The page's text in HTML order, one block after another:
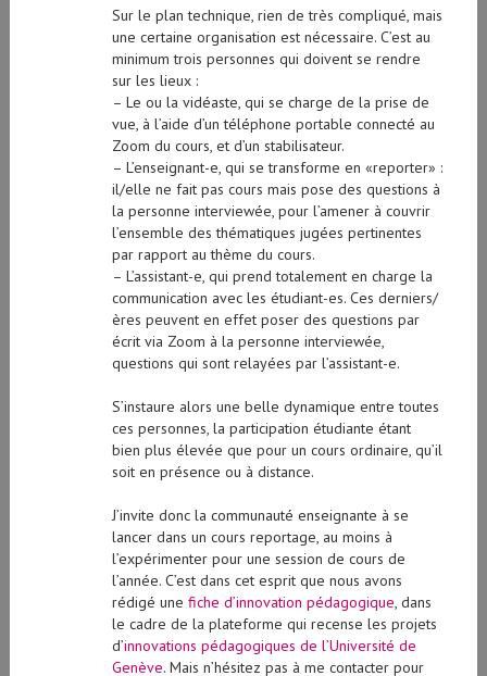
Sur le plan technique, rien de très compliqué, mais
une certaine organisation est nécessaire. C’est au
minimum trois personnes qui doivent se rendre
sur les lieux :
– Le ou la vidéaste, qui se charge de la prise de
vue, à l’aide d’un téléphone portable connecté au
Zoom du cours, et d’un stabilisateur.
– L’enseignant-e, qui se transforme en «reporter» :
il/elle ne fait pas cours mais pose des questions à
la personne interviewée, pour l’amener à couvrir
l’ensemble des thématiques jugées pertinentes
par rapport au thème du cours.
– L’assistant-e, qui prend totalement en charge la
communication avec les étudiant-es. Ces derniers/
ères peuvent en effet poser des questions par
écrit via Zoom à la personne interviewée,
questions qui sont relayées par l’assistant-e.
S’instaure alors une belle dynamique entre toutes
ces personnes, la participation étudiante étant
bien plus élevée que pour un cours ordinaire, qu’il
soit en présence ou à distance.
J’invite donc la communauté enseignante à se
lancer dans un cours reportage, au moins à
l’expérimenter pour une session de cours de
l’année. C’est dans cet esprit que nous avons
rédigé une fiche d’innovation pédagogique, dans
le cadre de la plateforme qui recense les projets
d’innovations pédagogiques de l’Université de
Genève. Mais n’hésitez pas à me contacter pour